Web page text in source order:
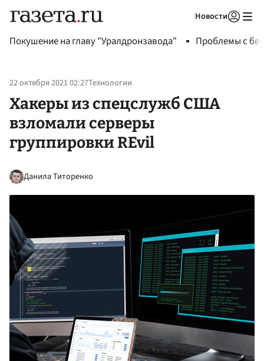
Новости
Покушение на главу "Уралдронзавода" Проблемы с
22 октября 2021 02:27Технологии
Хакеры из спецслужб США
взломали серверы
группировки REvil
Данила Титоренко